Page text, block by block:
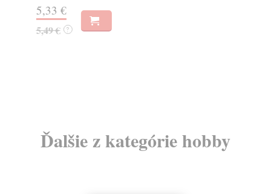
5,33 €
5,49 € ?
Ďalšie z kategórie hobby